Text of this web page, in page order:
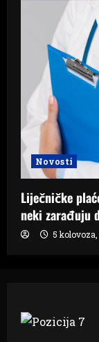
Novosti
Liječničke
neki zarađuju
5 kolovoza,